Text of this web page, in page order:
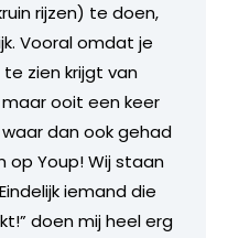
rijzen) te doen,
Vooral omdat je
zien krijgt van
ooit een keer
dan ook gehad
op Youp! Wij staan
iemand die
doen mij heel erg